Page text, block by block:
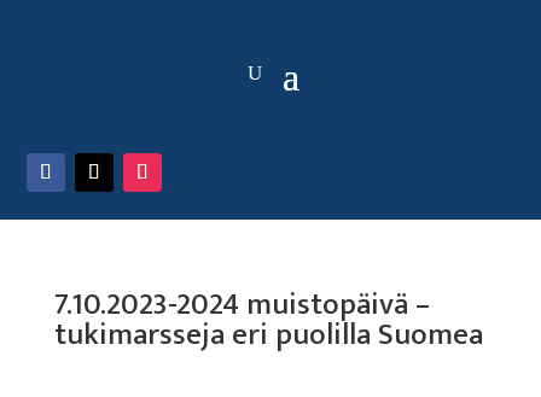
7.10.2023-2024 muistopäivä –
tukimarsseja eri puolilla Suomea